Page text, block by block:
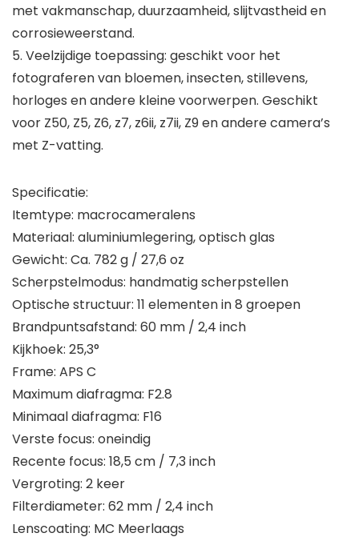
met vakmanschap, duurzaamheid, slijtvastheid en
corrosieweerstand.
5. Veelzijdige toepassing: geschikt voor het
fotograferen van bloemen, insecten, stillevens,
horloges en andere kleine voorwerpen. Geschikt
voor Z50, Z5, Z6, z7, z6ii, z7ii, Z9 en andere camera’s
met Z-vatting.
Specificatie:
Itemtype: macrocameralens
Materiaal: aluminiumlegering, optisch glas
Gewicht: Ca. 782 g / 27,6 oz
Scherpstelmodus: handmatig scherpstellen
Optische structuur: 11 elementen in 8 groepen
Brandpuntsafstand: 60 mm / 2,4 inch
Kijkhoek: 25,3°
Frame: APS C
Maximum diafragma: F2.8
Minimaal diafragma: F16
Verste focus: oneindig
Recente focus: 18,5 cm / 7,3 inch
Vergroting: 2 keer
Filterdiameter: 62 mm / 2,4 inch
Lenscoating: MC Meerlaags